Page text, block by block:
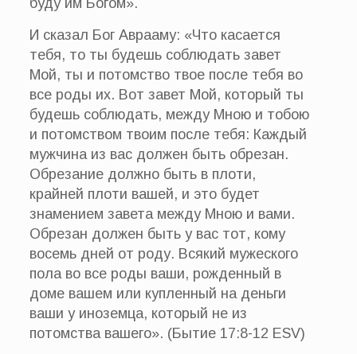
И сказал Бог Аврааму: «Что касается
тебя, то ты будешь соблюдать завет
Мой, ты и потомство твое после тебя во
все роды их. Вот завет Мой, который ты
будешь соблюдать, между Мною и тобою
и потомством твоим после тебя: Каждый
мужчина из вас должен быть обрезан.
Обрезание должно быть в плоти,
крайней плоти вашей, и это будет
знамением завета между Мною и вами.
Обрезан должен быть у вас тот, кому
восемь дней от роду. Всякий мужеского
пола во все роды ваши, рожденный в
доме вашем или купленный на деньги
ваши у иноземца, который не из
потомства вашего». (Бытие 17:8-12 ESV)